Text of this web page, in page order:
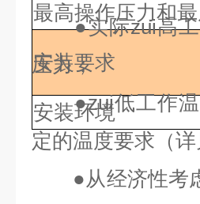
最高操作压力和
安装要求
安装环境
●实际zui高
压力；
●zui低工作
定的温度要求（
●从经济性考